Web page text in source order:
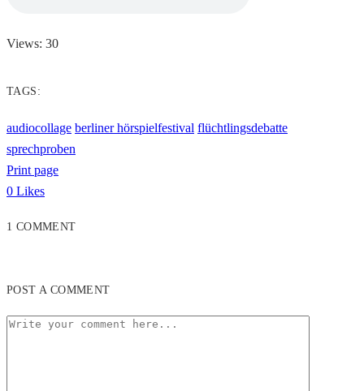
Views: 30
TAGS:
audiocollage berliner hörspielfestival flüchtlingsdebatte
sprechproben
Print page
0 Likes
1 COMMENT
POST A COMMENT